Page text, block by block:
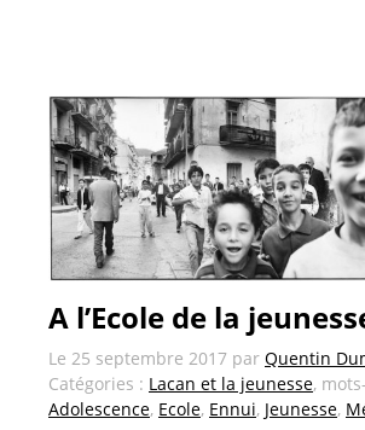
A l’Ecole de la
Le 25 septembre 2017 par Quentin
Catégories : Lacan et la jeunesse,
Adolescence, Ecole, Ennui, Jeunesse,